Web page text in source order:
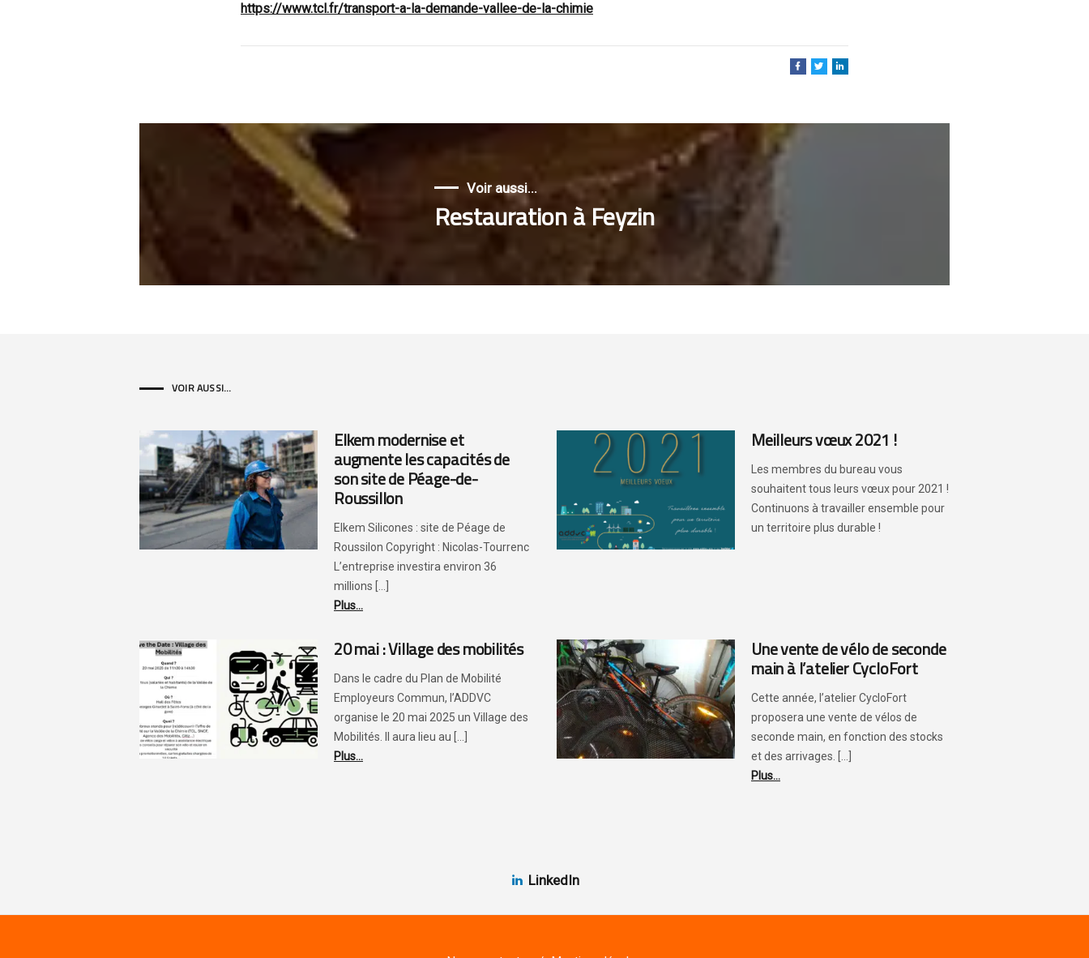
https://www.tcl.fr/transport-a-la-demande-vallee-de-la-chimie
Voir aussi...
Restauration à Feyzin
VOIR AUSSI...
Elkem modernise et
augmente les capacités de
son site de Péage-de-
Roussillon
Elkem Silicones : site de Péage de
Roussilon Copyright : Nicolas-Tourrenc
L’entreprise investira environ 36
millions [...]
Plus...
Meilleurs vœux 2021 !
Les membres du bureau vous
souhaitent tous leurs vœux pour 2021 !
Continuons à travailler ensemble pour
un territoire plus durable !
20 mai : Village des mobilités
Dans le cadre du Plan de Mobilité
Employeurs Commun, l’ADDVC
organise le 20 mai 2025 un Village des
Mobilités. Il aura lieu au [...]
Plus...
Une vente de vélo de seconde
main à l’atelier CycloFort
Cette année, l’atelier CycloFort
proposera une vente de vélos de
seconde main, en fonction des stocks
et des arrivages. [...]
Plus...
LinkedIn